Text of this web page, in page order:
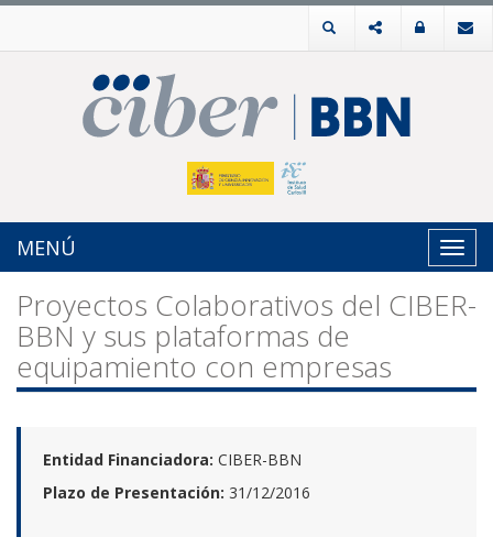
MENÚ
Proyectos Colaborativos del CIBER-
BBN y sus plataformas de
equipamiento con empresas
Entidad Financiadora: CIBER-BBN
Plazo de Presentación: 31/12/2016